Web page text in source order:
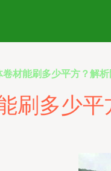
卷材能刷多少平方？解
刷多少